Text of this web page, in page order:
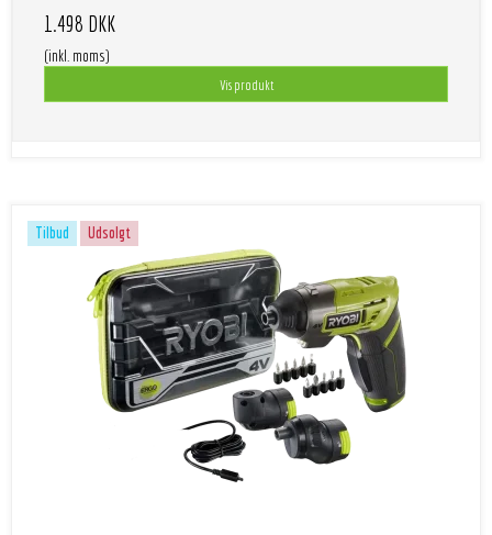
1.498 DKK
(inkl. moms)
Vis produkt
Tilbud Udsolgt